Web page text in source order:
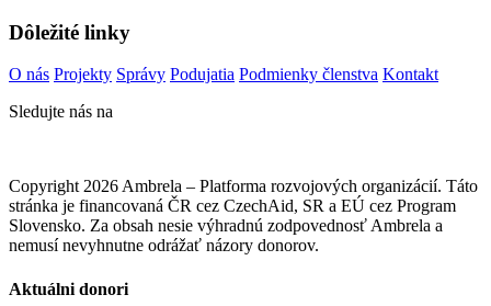
Dôležité linky
O nás Projekty Správy Podujatia Podmienky členstva Kontakt
Sledujte nás na
Copyright 2026 Ambrela – Platforma rozvojových organizácií. Táto
stránka je financovaná ČR cez CzechAid, SR a EÚ cez Program
Slovensko. Za obsah nesie výhradnú zodpovednosť Ambrela a
nemusí nevyhnutne odrážať názory donorov.
Aktuálni donori